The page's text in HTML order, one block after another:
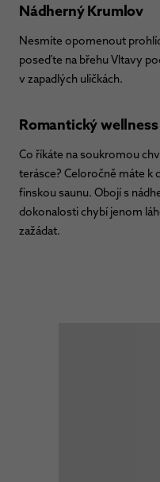
Nádherný Krumlov
Nesmíte opomenout
poseďte na břehu Vltavy
v zapadlých uličkách.
Romantický wellness
Co říkáte na soukromou
terásce? Celoročně máte k
finskou saunu. Obojí s
dokonalosti chybí jenom
zažádat.